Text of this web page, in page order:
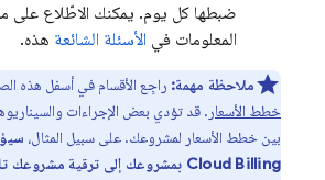
ضبطها كل يوم. يمكنك الاطّلاع على
المعلومات في الأسئلة الشائعة هذه.
ملاحظة مهمة: راجِع الأقسام في أسفل هذه
خطط الأسعار . قد تؤدي بعض الإجراءات
بين خطط الأسعار لمشروعك. على سبيل المثال،
Cloud Billing بمشروعك إلى ترقية مشروعك